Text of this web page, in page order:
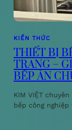
KIẾN THỨC
THIẾT BỊ
TRANG –
BẾP ĂN
KIM VIỆT
bếp công